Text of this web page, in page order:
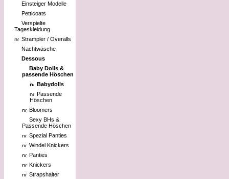
Einsteiger Modelle
Petticoats
Verspielte
Tageskleidung
Strampler / Overalls
Nachtwäsche
Dessous
Baby Dolls &
passende Höschen
Babydolls
Passende
Höschen
Bloomers
Sexy BHs &
Passende Höschen
Spezial Panties
Windel Knickers
Panties
Knickers
Strapshalter